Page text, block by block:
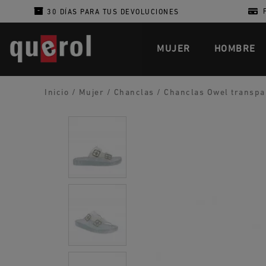
30 DÍAS PARA TUS DEVOLUCIONES
MUJER HOMBRE
Inicio / Mujer / Chanclas / Chanclas Owel